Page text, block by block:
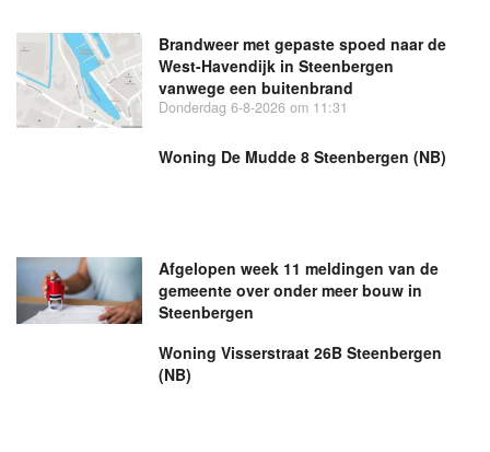
Brandweer met gepaste spoed naar de
West-Havendijk in Steenbergen
vanwege een buitenbrand
Donderdag 6-8-2026 om 11:31
Woning De Mudde 8 Steenbergen (NB)
Afgelopen week 11 meldingen van de
gemeente over onder meer bouw in
Steenbergen
Woning Visserstraat 26B Steenbergen
(NB)